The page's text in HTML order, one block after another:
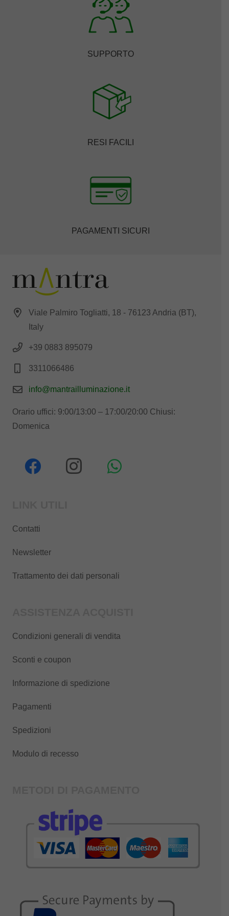
SUPPORTO
RESI FACILI
PAGAMENTI SICURI
Viale Palmiro Togliatti, 18 - 76123 Andria (BT),
Italy
+39 0883 895079
3311066486
info@mantrailluminazione.it
Orario uffici: 9:00/13:00 – 17:00/20:00 Chiusi:
Domenica
Contatti
Newsletter
Trattamento dei dati personali
Condizioni generali di vendita
Sconti e coupon
Informazione di spedizione
Pagamenti
Spedizioni
Modulo di recesso